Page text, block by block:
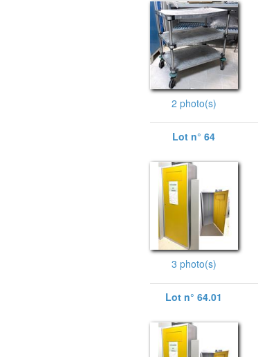
2 photo(s)
Lot n° 64
3 photo(s)
Lot n° 64.01